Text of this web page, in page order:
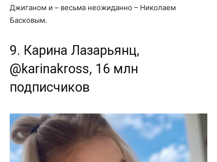
Джиганом и – весьма неожиданно – Николаем
Басковым.
9. Карина Лазарьянц,
@karinakross, 16 млн
подписчиков